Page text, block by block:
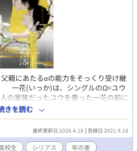
親にあたるαの能力をそっくり受け継
一花(いっか)は、シングルのΩ=ユウ
の家族だったユウを喪った一花の前に
能楽松柏流宗家、秋月(あきづき)玄弥
将来性を見込まれ、松柏流の弟子とし
花だったが、成長するにつれ舞への情
を差し伸べた伯父でありαの玄弥に惹
(れん)は、ごく普通の高校生。まだ
きを読む
最終更新日 2026.4.18 登録日 2021.9.18
校生 シリアス
年の差